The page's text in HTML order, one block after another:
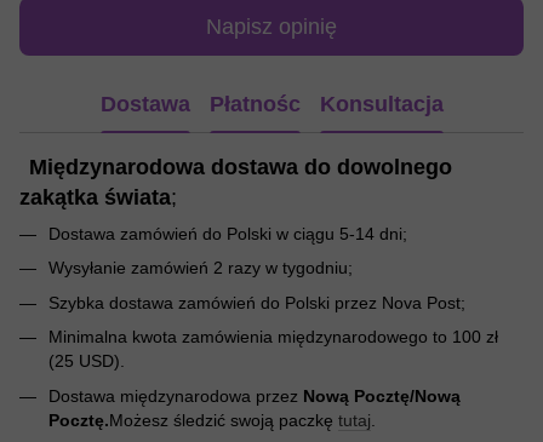
Napisz opinię
Dostawa Płatnośc Konsultacja
Międzynarodowa dostawa do dowolnego
zakątka świata;
Dostawa zamówień do Polski w ciągu 5-14 dni;
Wysyłanie zamówień 2 razy w tygodniu;
Szybka dostawa zamówień do Polski przez Nova Post;
Minimalna kwota zamówienia międzynarodowego to 100 zł
(25 USD).
Dostawa międzynarodowa przez Nową Pocztę/Nową
Pocztę.Możesz śledzić swoją paczkę tutaj